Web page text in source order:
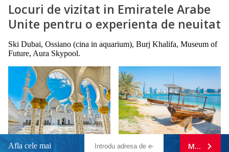
Locuri de vizitat in Emiratele Arabe
Unite pentru o experienta de neuitat
Ski Dubai, Ossiano (cina in aquarium), Burj Khalifa, Museum of
Future, Aura Skypool.
Afla cele mai MA